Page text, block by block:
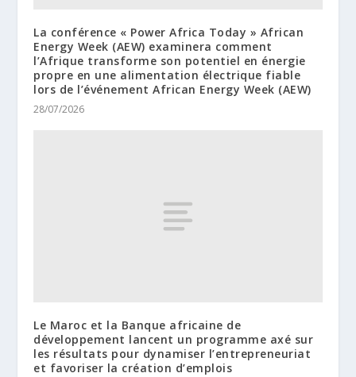
La conférence « Power Africa Today » African
Energy Week (AEW) examinera comment
l’Afrique transforme son potentiel en énergie
propre en une alimentation électrique fiable
lors de l’événement African Energy Week (AEW)
28/07/2026
Le Maroc et la Banque africaine de
développement lancent un programme axé sur
les résultats pour dynamiser l’entrepreneuriat
et favoriser la création d’emplois